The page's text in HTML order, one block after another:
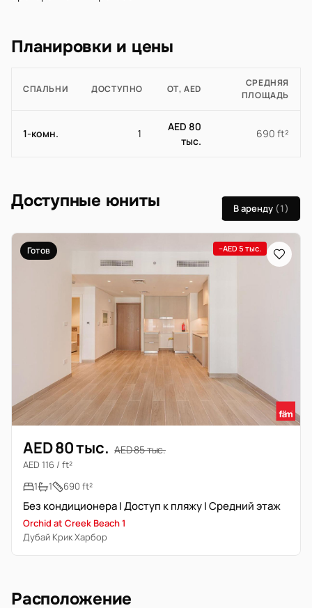
Планировки и цены
СПАЛЬНИ ДОСТУПНО ОТ, AED
СРЕДНЯЯ
ПЛОЩАДЬ
1-комн. 1
AED 80
тыс.
690 ft²
Доступные юниты В аренду (1)
Готов −AED 5 тыс.
AED 80 тыс. AED 85 тыс.
AED 116 / ft²
1
1 690 ft²
Без кондиционера | Доступ к пляжу | Средний этаж
Orchid at Creek Beach 1
Дубай Крик Харбор
Расположение